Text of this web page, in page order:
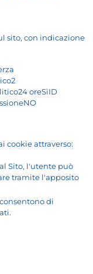
sito, con indicazione
oreSìID
cookie attraverso:
Sito, l'utente può
tramite l'apposito
di